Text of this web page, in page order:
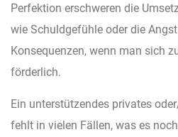
Perfektion erschweren die
wie Schuldgefühle oder die
Konsequenzen, wenn man sich
förderlich.
Ein unterstützendes privates
fehlt in vielen Fällen, was es